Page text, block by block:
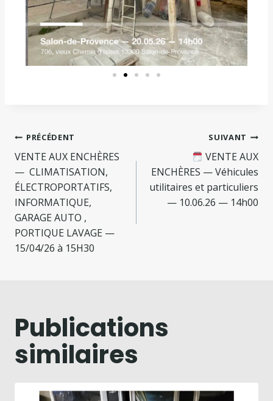
PRÉCÉDENT
VENTE AUX ENCHÈRES
— CLIMATISATION,
ÉLECTROPORTATIFS,
INFORMATIQUE,
GARAGE AUTO ,
PORTIQUE LAVAGE —
15/04/26 à 15H30
SUIVANT
VENTE AUX
ENCHÈRES — Véhicules
utilitaires et particuliers
— 10.06.26 — 14h00
Publications
similaires